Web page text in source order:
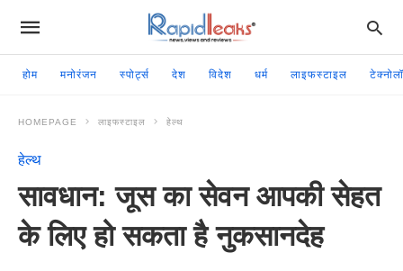
होम मनोरंजन स्पोर्ट्स देश विदेश धर्म लाइफस्टाइल
HOMEPAGE लाइफस्टाइल हेल्थ
हेल्थ
सावधान: जूस का सेवन आपकी सेहत
के लिए हो सकता है नुकसानदेह